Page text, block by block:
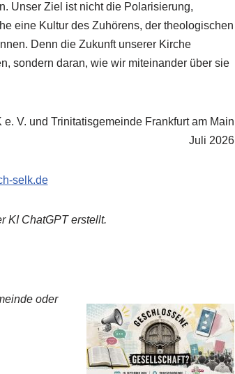
Unser Ziel ist nicht die Polarisierung,
eine Kultur des Zuhörens, der theologischen
Denn die Zukunft unserer Kirche
sondern daran, wie wir miteinander über sie
e. V. und Trinitatisgemeinde Frankfurt am Main
Juli 2026
selk.de
KI ChatGPT erstellt.
oder